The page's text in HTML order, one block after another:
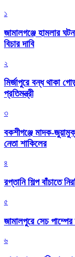
১
জামালগঞ্জে হামলার
বিচার দাবি
২
মির্জাপুরে বন্ধ থাকা
প্রতিমন্ত্রী
৩
বকশীগঞ্জে মাদক-
নেতা শাকিলের
৪
রপ্তানি শিল্প বাঁচাতে
৫
জামালপুরে সেচ
৬